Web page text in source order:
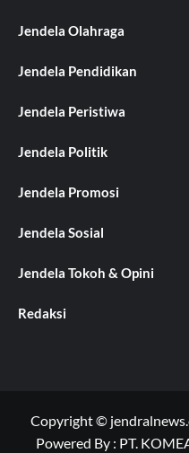
Jendela Olahraga
Jendela Pendidikan
Jendela Peristiwa
Jendela Politik
Jendela Promosi
Jendela Sosial
Jendela Tokoh & Opini
Redaksi
Copyright ©
Powered By : PT.